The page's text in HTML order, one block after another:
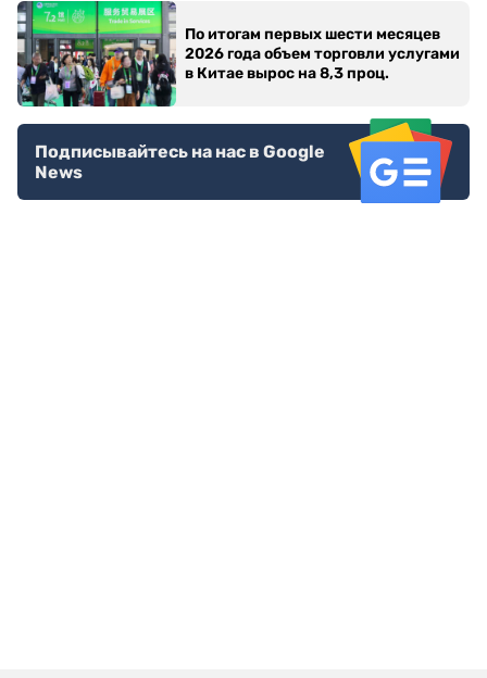
По итогам первых шести месяцев
2026 года объем торговли услугами
в Китае вырос на 8,3 проц.
Подписывайтесь на нас в Google
News